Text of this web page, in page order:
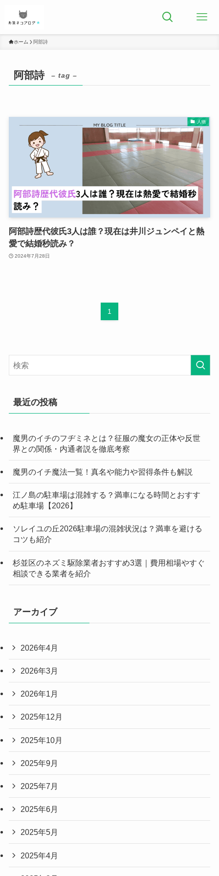
ホーム 阿部詩
阿部詩 – tag –
人物
阿部詩歴代彼氏3人は誰？現在は井川ジュンペイと熱
愛で結婚秒読み？
2024年7月28日
1
最近の投稿
魔男のイチのフヂミネとは？征服の魔女の正体や反世
界との関係・内通者説を徹底考察
魔男のイチ魔法一覧！真名や能力や習得条件も解説
江ノ島の駐車場は混雑する？満車になる時間とおすす
め駐車場【2026】
ソレイユの丘2026駐車場の混雑状況は？満車を避ける
コツも紹介
杉並区のネズミ駆除業者おすすめ3選｜費用相場やすぐ
相談できる業者を紹介
アーカイブ
2026年4月
2026年3月
2026年1月
2025年12月
2025年10月
2025年9月
2025年7月
2025年6月
2025年5月
2025年4月